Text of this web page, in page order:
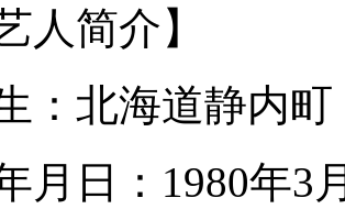
简介】
北海道静内町
日：1980年3